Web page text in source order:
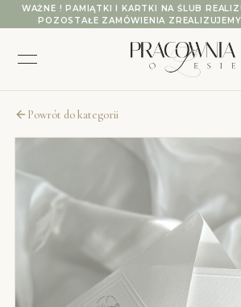
Przejdź do treści
WAŻNE ! PAMIĄTKI I KARTKI NA ŚLUB
POZOSTAŁE ZAMÓWIENIA
Powrót do kategorii